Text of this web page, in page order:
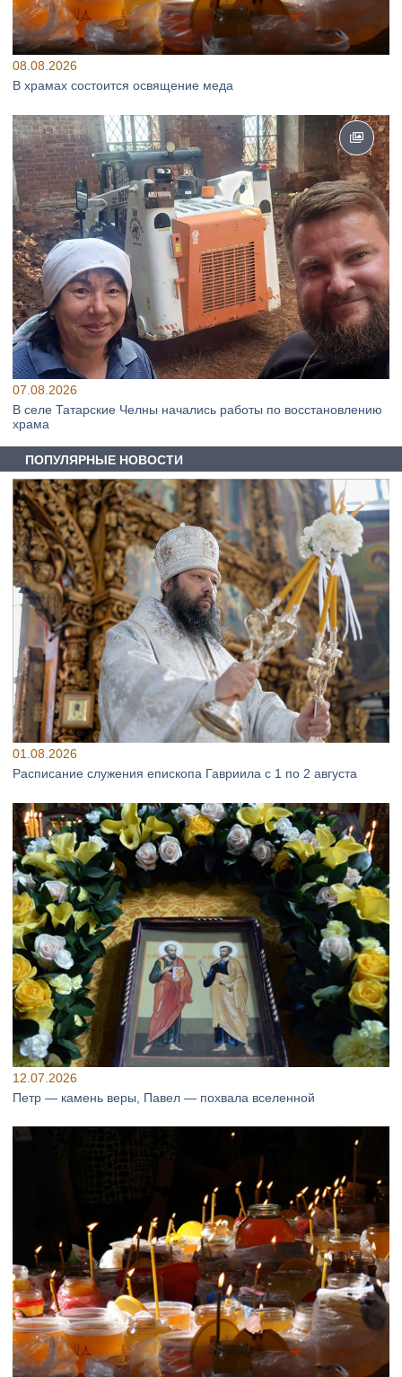
08.08.2026
В храмах состоится освящение меда
07.08.2026
В селе Татарские Челны начались работы по восстановлению
храма
ПОПУЛЯРНЫЕ НОВОСТИ
01.08.2026
Расписание служения епископа Гавриила с 1 по 2 августа
12.07.2026
Петр — камень веры, Павел — похвала вселенной